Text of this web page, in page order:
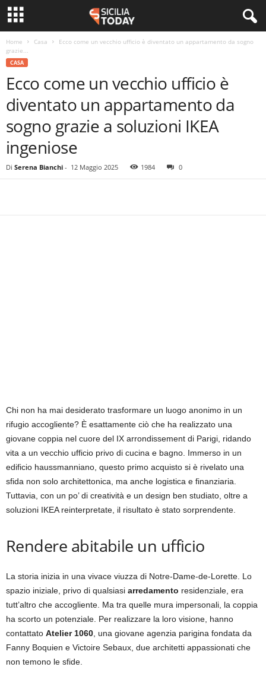
Home Casa
Ecco come un vecchio ufficio è diventato un appartamento da sogno
grazie...
CASA
Ecco come un vecchio ufficio è
diventato un appartamento da
sogno grazie a soluzioni IKEA
ingeniose
Di Serena Bianchi - 12 Maggio 2025 1984 0
Chi non ha mai desiderato trasformare un luogo anonimo in un
rifugio accogliente? È esattamente ciò che ha realizzato una
giovane coppia nel cuore del IX arrondissement di Parigi, ridando
vita a un vecchio ufficio privo di cucina e bagno. Immerso in un
edificio haussmanniano, questo primo acquisto si è rivelato una
sfida non solo architettonica, ma anche logistica e finanziaria.
Tuttavia, con un po’ di creatività e un design ben studiato, oltre a
soluzioni IKEA reinterpretate, il risultato è stato sorprendente.
Rendere abitabile un ufficio
La storia inizia in una vivace viuzza di Notre-Dame-de-Lorette. Lo
spazio iniziale, privo di qualsiasi arredamento residenziale, era
tutt’altro che accogliente. Ma tra quelle mura impersonali, la coppia
ha scorto un potenziale. Per realizzare la loro visione, hanno
contattato Atelier 1060, una giovane agenzia parigina fondata da
Fanny Boquien e Victoire Sebaux, due architetti appassionati che
non temono le sfide.